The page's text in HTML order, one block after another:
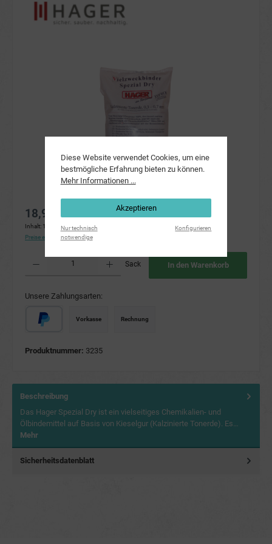
18,90 €*
Inhalt: 10 Kilogramm(1,89 €* / 1 Kilogramm)
Preise exkl. MwSt. zzgl. Versandkosten
Sack In den Warenkorb
Unsere Zahlungsarten:
Vorkasse Rechnung
Produktnummer: 3235
Beschreibung
Das Hager Spezial Dry ist ein vielseitiges Chemikalien- und
Ölbindemittel auf Basis von Kieselgur (Kalzinierte Tonerde). Es…
Mehr
Sicherheitsdatenblatt
Diese Website verwendet Cookies, um eine
bestmögliche Erfahrung bieten zu können.
Mehr Informationen ...
Akzeptieren
Nur technisch
notwendige
Konfigurieren